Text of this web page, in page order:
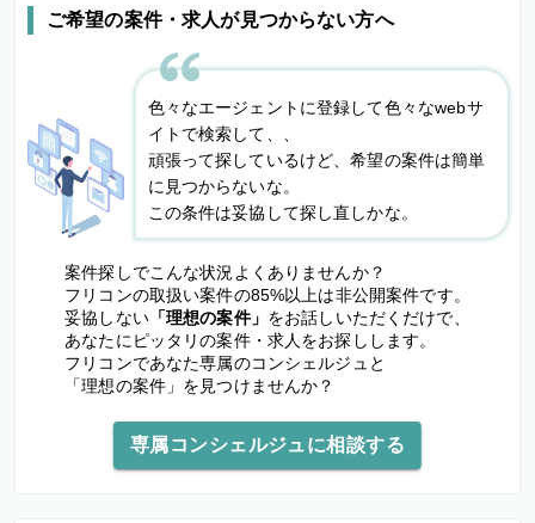
ご希望の案件・求人が見つからない方へ
色々なエージェントに登録して色々なwebサ
イトで検索して、、
頑張って探しているけど、希望の案件は簡単
に見つからないな。
この条件は妥協して探し直しかな。
案件探しでこんな状況よくありませんか？
フリコンの取扱い案件の85%以上は非公開案件です。
妥協しない「理想の案件」 をお話しいただくだけで、
あなたにピッタリの案件・求人をお探しします。
フリコンであなた専属のコンシェルジュと
「理想の案件」を見つけませんか？
専属コンシェルジュに相談する